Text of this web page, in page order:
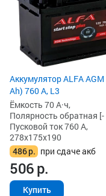
Аккумулятор ALFA
Ah) 760 А, L3
Ёмкость 70 А·ч,
Полярность обратная [-
Пусковой ток 760 А,
278x175x190
486р. при сдаче акб
506р.
Купить